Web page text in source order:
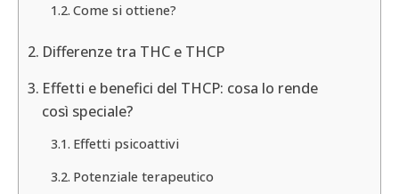
Come si ottiene?
Differenze tra THC e THCP
Effetti e benefici del THCP: cosa lo rende
così speciale?
Effetti psicoattivi
Potenziale terapeutico